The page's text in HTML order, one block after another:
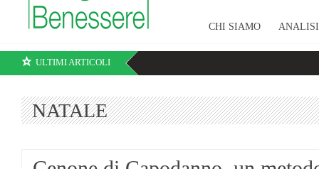
CHI SIAMO ANALISI
ULTIMI ARTICOLI
NATALE